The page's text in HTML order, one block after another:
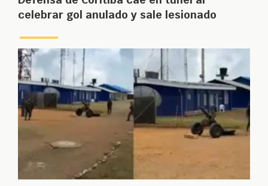
celebrar gol anulado y sale lesionado